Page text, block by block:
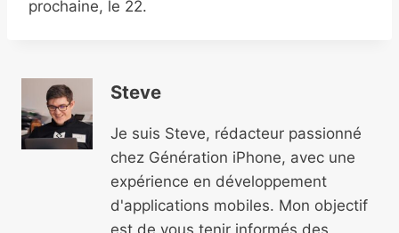
prochaine, le 22.
Steve
Je suis Steve, rédacteur passionné
chez Génération iPhone, avec une
expérience en développement
d'applications mobiles. Mon objectif
est de vous tenir informés des